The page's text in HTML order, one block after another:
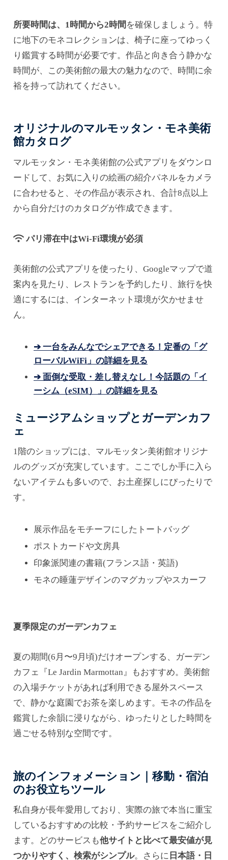
所要時間は、1時間から2時間 を確保しましょう。特
に地下のモネコレクションは、椅子に座ってゆっく
り鑑賞する時間が必要です。作品と向き合う静かな
時間が、この美術館の最大の魅力なので、時間に余
裕を持って訪れてください。
オリジナルのマルモッタン・モネ美術
館カタログ
マルモッタン・モネ美術館の公式アプリをダウンロ
ードして、お気に入りの絵画の紹介パネルをカメラ
に合わせると、その作品が表示され、合計8点以上
から自分だけのカタログが作成できます。
パリ滞在中はWi-Fi環境が必須
美術館の公式アプリを使ったり、Googleマップで道
案内を見たり、レストランを予約したり、旅行を快
適にするには、インターネット環境が欠かせませ
ん。
➔ 一台をみんなでシェアできる！定番の「グ
ローバルWiFi」の詳細を見る
➔ 面倒な受取・差し替えなし！今話題の「イ
ーシム（eSIM）」の詳細を見る
ミュージアムショップとガーデンカフ
ェ
1階のショップには、マルモッタン美術館オリジナ
ルのグッズが充実しています。ここでしか手に入ら
ないアイテムも多いので、お土産探しにぴったりで
す。
展示作品をモチーフにしたトートバッグ
ポストカードや文房具
印象派関連の書籍(フランス語・英語)
モネの睡蓮デザインのマグカップやスカーフ
夏季限定のガーデンカフェ
夏の期間(6月〜9月頃)だけオープンする、ガーデン
カフェ『Le Jardin Marmottan』もおすすめ。美術館
の入場チケットがあれば利用できる屋外スペース
で、静かな庭園でお茶を楽しめます。モネの作品を
鑑賞した余韻に浸りながら、ゆったりとした時間を
過ごせる特別な空間です。
旅のインフォメーション｜移動・宿泊
のお役立ちツール
私自身が長年愛用しており、実際の旅で本当に重宝
しているおすすめの比較・予約サービスをご紹介し
ます。どのサービスも他サイトと比べて最安値が見
つかりやすく、検索がシンプル。さらに 日本語・日